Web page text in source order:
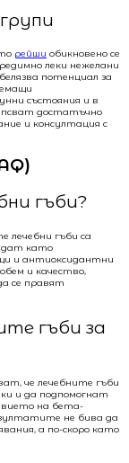
рейши обикновено се
леки нежелани
потенциал за
състояния и в
достатъчно
и консултация с
гъби?
лечебни гъби са
като
и антиоксидантни
и качество,
се правят
гъби за
че лечебните гъби
и да подпомогнат
на бета-
не бива да
а по-скоро като